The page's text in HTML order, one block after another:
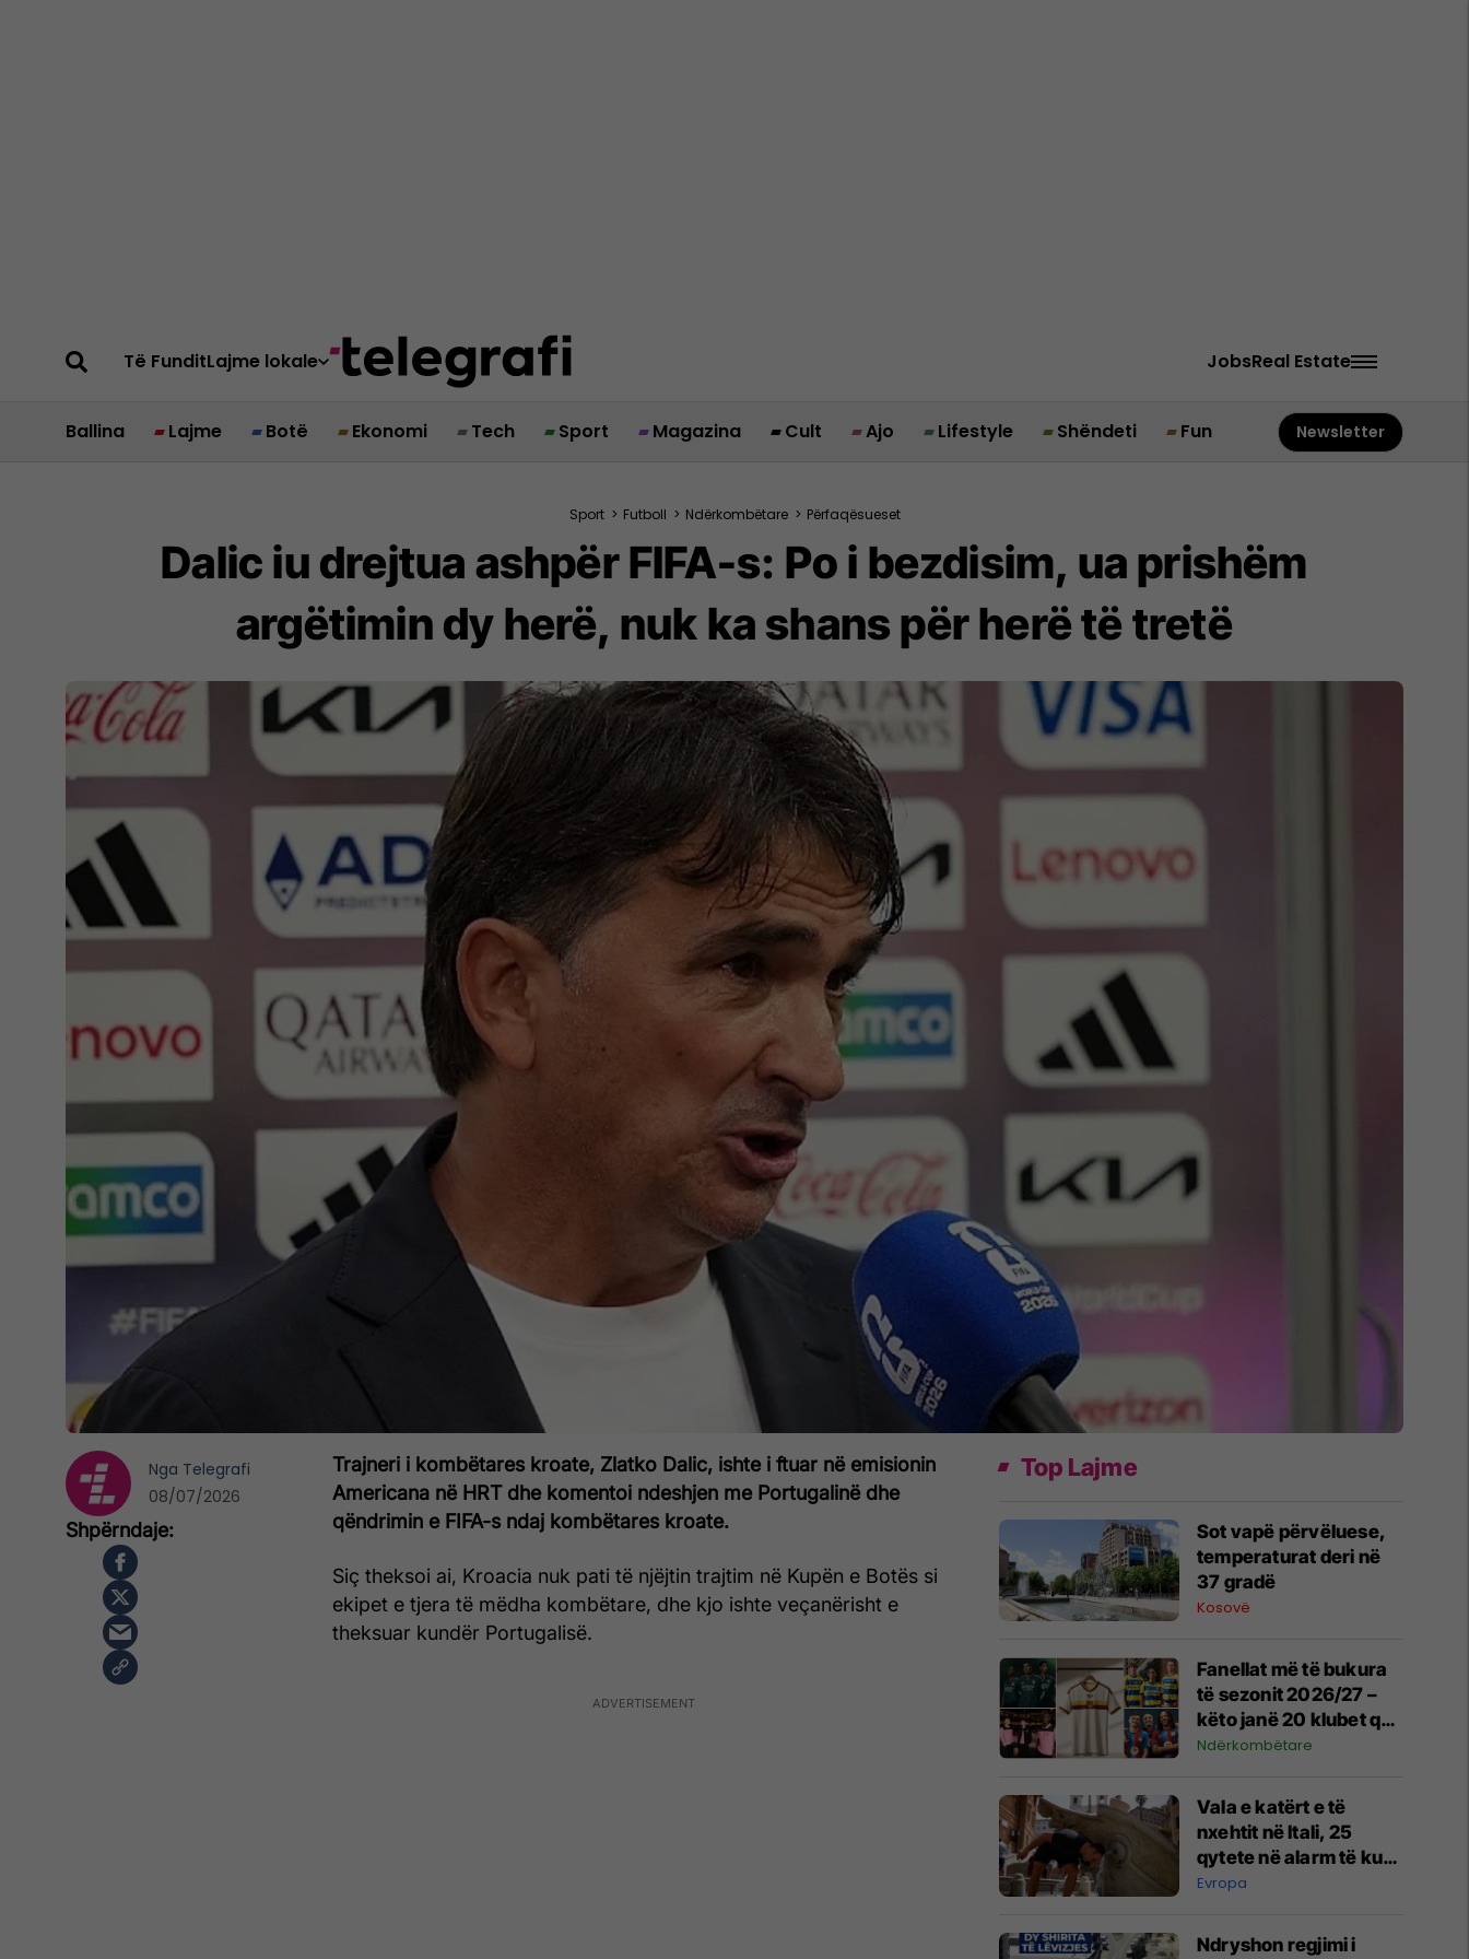
Të FunditLajme lokale JobsReal Estate
Ballina Lajme Botë Ekonomi Tech Sport Magazina Cult Ajo Lifestyle Shëndeti Fun Newsletter
Sport > Futboll > Ndërkombëtare > Përfaqësueset
Dalic iu drejtua ashpër FIFA-s: Po i bezdisim, ua prishëm
argëtimin dy herë, nuk ka shans për herë të tretë
Trajneri i kombëtares kroate, Zlatko Dalic, ishte i ftuar në emisionin
Americana në HRT dhe komentoi ndeshjen me Portugalinë dhe
qëndrimin e FIFA-s ndaj kombëtares kroate.
Siç theksoi ai, Kroacia nuk pati të njëjtin trajtim në Kupën e Botës si
ekipet e tjera të mëdha kombëtare, dhe kjo ishte veçanërisht e
theksuar kundër Portugalisë.
Nga Telegrafi
08/07/2026
Top Lajme
Sot vapë përvëluese,
temperaturat deri në
37 gradë
Kosovë
Fanellat më të bukura
të sezonit 2026/27 –
këto janë 20 klubet që
spikatën me dizajnin e
Ndërkombëtare
Vala e katërt e të
nxehtit në Itali, 25
qytete në alarm të kuq
- probleme me
Evropa
Ndryshon regjimi i